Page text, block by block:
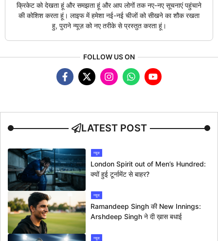
क्रिकेट को देखता हूं और समझता हूं और आप लोगों तक नए-नए सूचनाएं पहुंचाने
की कोशिश करता हूं। लाइफ में हमेशा नई-नई चीजों को सीखने का शौक रखता
हु, पुराने न्यूज़ को नए तरीके से प्रस्तुत करता हूं।
FOLLOW US ON
LATEST POST
न्यूज
London Spirit out of Men’s Hundred:
क्यों हुई टूर्नामेंट से बाहर?
न्यूज
Ramandeep Singh की New Innings:
Arshdeep Singh ने दी ख़ास बधाई
न्यूज